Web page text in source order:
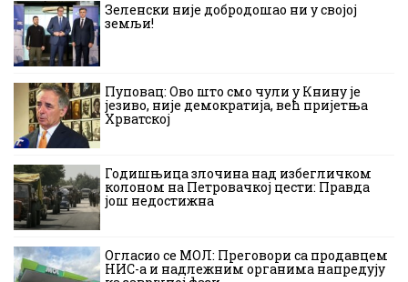
Зеленски није добродошао ни у својој
земљи!
Пуповац: Ово што смо чули у Книну је
језиво, није демократија, већ пријетња
Хрватској
Годишњица злочина над избегличком
колоном на Петровачкој цести: Правда
још недостижна
Огласио се МОЛ: Преговори са продавцем
НИС-а и надлежним органима напредују